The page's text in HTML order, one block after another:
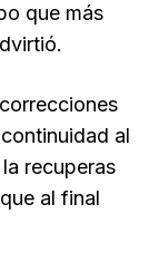
que más
al
recuperas
al final